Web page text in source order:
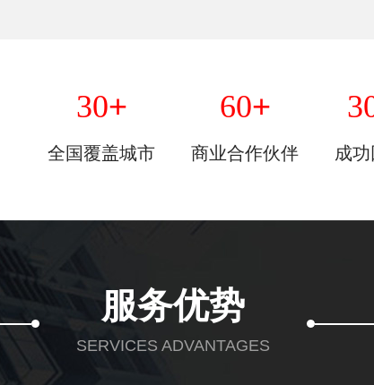
30+
全国覆盖城市
60+
商业合作伙伴 成
服务优势
SERVICES ADVANTAGES